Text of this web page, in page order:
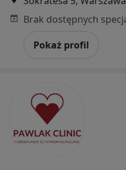
Pokaż profil